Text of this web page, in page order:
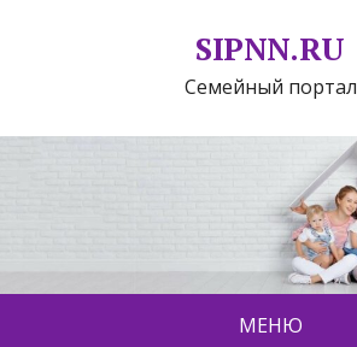
SIPNN.RU
Семейный портал
МЕНЮ